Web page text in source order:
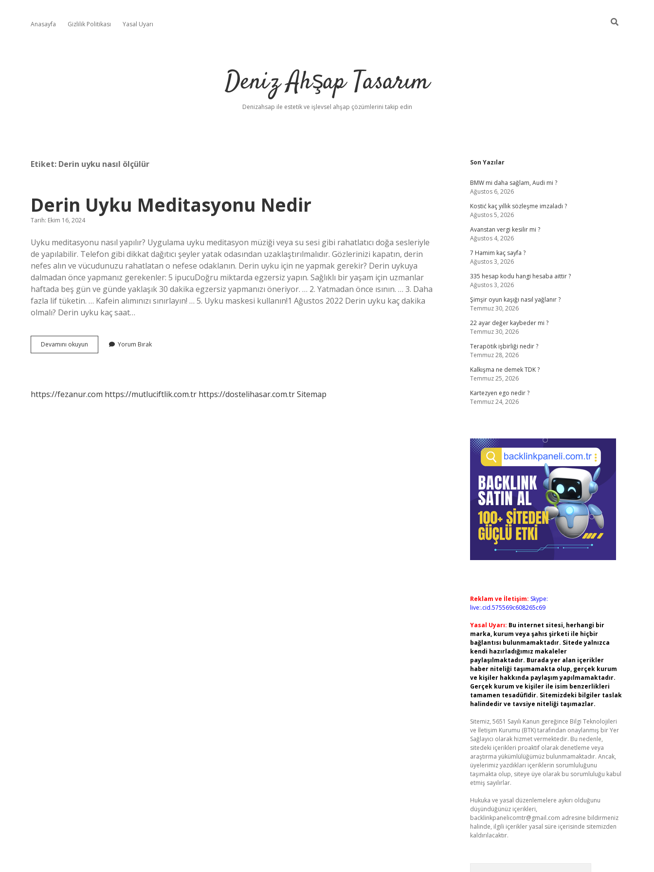
Anasayfa Gizlilik Politikası Yasal Uyarı
Deniz Ahşap Tasarım
Denizahsap ile estetik ve işlevsel ahşap çözümlerini takip edin
Etiket: Derin uyku nasıl ölçülür
Derin Uyku Meditasyonu Nedir
Tarih: Ekim 16, 2024
Uyku meditasyonu nasıl yapılır? Uygulama uyku meditasyon müziği veya su sesi gibi rahatlatıcı doğa sesleriyle
de yapılabilir. Telefon gibi dikkat dağıtıcı şeyler yatak odasından uzaklaştırılmalıdır. Gözlerinizi kapatın, derin
nefes alın ve vücudunuzu rahatlatan o nefese odaklanın. Derin uyku için ne yapmak gerekir? Derin uykuya
dalmadan önce yapmanız gerekenler: 5 ipucuDoğru miktarda egzersiz yapın. Sağlıklı bir yaşam için uzmanlar
haftada beş gün ve günde yaklaşık 30 dakika egzersiz yapmanızı öneriyor. … 2. Yatmadan önce ısının. … 3. Daha
fazla lif tüketin. … Kafein alımınızı sınırlayın! … 5. Uyku maskesi kullanın!1 Ağustos 2022 Derin uyku kaç dakika
olmalı? Derin uyku kaç saat…
Devamını okuyun
Uyku
Yorum Bırak
https://fezanur.com https://mutluciftlik.com.tr https://dostelihasar.com.trSitemap
Sidebar
Son Yazılar
BMW mi daha sağlam, Audi mi ?
Ağustos 6, 2026
Kostić kaç yıllık sözleşme imzaladı ?
Ağustos 5, 2026
Avanstan vergi kesilir mi ?
Ağustos 4, 2026
7 Hamim kaç sayfa ?
Ağustos 3, 2026
335 hesap kodu hangi hesaba aittir ?
Ağustos 3, 2026
Şimşir oyun kaşığı nasıl yağlanır ?
Temmuz 30, 2026
22 ayar değer kaybeder mi ?
Temmuz 30, 2026
Terapötik işbirliği nedir ?
Temmuz 28, 2026
Kalkışma ne demek TDK ?
Temmuz 25, 2026
Kartezyen ego nedir ?
Temmuz 24, 2026
Reklam ve İletişim: Skype:
live:.cid.575569c608265c69
Yasal Uyarı: Bu internet sitesi, herhangi bir
marka, kurum veya şahıs şirketi ile hiçbir
bağlantısı bulunmamaktadır. Sitede yalnızca
kendi hazırladığımız makaleler
paylaşılmaktadır. Burada yer alan içerikler
haber niteliği taşımamakta olup, gerçek kurum
ve kişiler hakkında paylaşım yapılmamaktadır.
Gerçek kurum ve kişiler ile isim benzerlikleri
tamamen tesadüfidir. Sitemizdeki bilgiler taslak
halindedir ve tavsiye niteliği taşımazlar.
Sitemiz, 5651 Sayılı Kanun gereğince Bilgi Teknolojileri
ve İletişim Kurumu (BTK) tarafından onaylanmış bir Yer
Sağlayıcı olarak hizmet vermektedir. Bu nedenle,
sitedeki içerikleri proaktif olarak denetleme veya
araştırma yükümlülüğümüz bulunmamaktadır. Ancak,
üyelerimiz yazdıkları içeriklerin sorumluluğunu
taşımakta olup, siteye üye olarak bu sorumluluğu kabul
etmiş sayılırlar.
Hukuka ve yasal düzenlemelere aykırı olduğunu
düşündüğünüz içerikleri,
backlinkpanelicomtr@gmail.com adresine bildirmeniz
halinde, ilgili içerikler yasal süre içerisinde sitemizden
kaldırılacaktır.